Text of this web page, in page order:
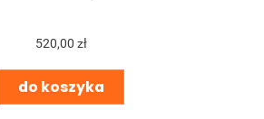
520,00 zł
do koszyka